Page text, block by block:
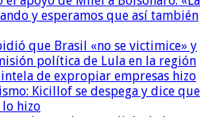
y esperamos que así también
que Brasil «no se victimice» y
política de Lula en la región
de expropiar empresas hizo
Kicillof se despega y dice que
lo hizo